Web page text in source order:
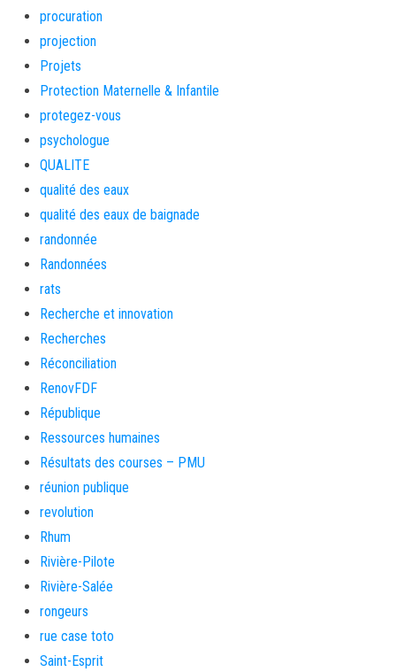
procuration
projection
Projets
Protection Maternelle & Infantile
protegez-vous
psychologue
QUALITE
qualité des eaux
qualité des eaux de baignade
randonnée
Randonnées
rats
Recherche et innovation
Recherches
Réconciliation
RenovFDF
République
Ressources humaines
Résultats des courses – PMU
réunion publique
revolution
Rhum
Rivière-Pilote
Rivière-Salée
rongeurs
rue case toto
Saint-Esprit